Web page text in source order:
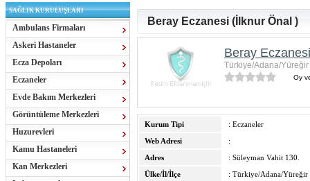
SAĞLIK KURULUŞLARI
Ambulans Firmaları
Askeri Hastaneler
Ecza Depoları
Eczaneler
Evde Bakım Merkezleri
Görüntüleme Merkezleri
Huzurevleri
Kamu Hastaneleri
Kan Merkezleri
Beray Eczanesi (İlknur Önal )
Beray
Türkiye/Adana/Yüreğir
Oy
Kurum Tipi
: Eczaneler
Web Adresi
:
Adres
: Süleyman Vahit 130.
Ülke/İl/İlçe
: Türkiye/Adana/Yüreğir